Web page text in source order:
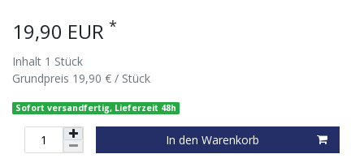
19,90 EUR *
Inhalt 1 Stück
Grundpreis 19,90 € / Stück
Sofort versandfertig, Lieferzeit 48h
In den Warenkorb